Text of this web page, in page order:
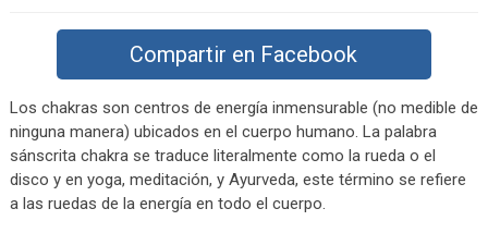
Compartir en Facebook
Los chakras son centros de energía inmensurable (no medible de
ninguna manera) ubicados en el cuerpo humano. La palabra
sánscrita chakra se traduce literalmente como la rueda o el
disco y en yoga, meditación, y Ayurveda, este término se refiere
a las ruedas de la energía en todo el cuerpo.